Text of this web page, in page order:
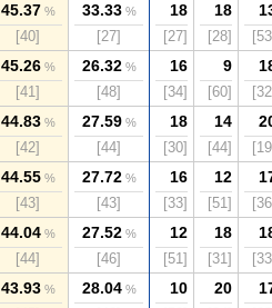
45.37%
[40]
33.33%
[27]
18
[27]
18
[28]
45.26%
[41]
26.32%
[48]
16
[34]
9
[60]
44.83%
[42]
27.59%
[44]
18
[30]
14
[44]
44.55%
[43]
27.72%
[43]
16
[33]
12
[51]
44.04%
[44]
27.52%
[46]
12
[51]
18
[31]
43.93% 28.04% 10 20